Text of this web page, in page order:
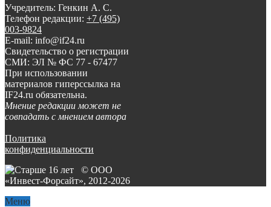
Учредитель: Генкин А. С.
Телефон редакции: +7 (495)
003-9824
E-mail: info@if24.ru
Свидетельство о регистрации
СМИ: ЭЛ № ФС 77 - 67477
При использовании
материалов гиперссылка на
IF24.ru обязательна.
Мнение редакции может не
совпадать с мнением автора
Политика
конфиденциальности
© ООО
«Инвест-Форсайт», 2012-2026
Меню